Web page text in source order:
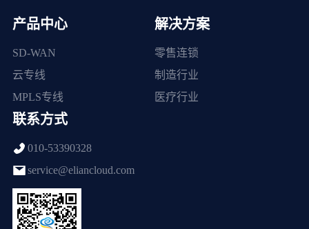
产品中心
SD-WAN
云专线
MPLS专线
解决方案
零售连锁
制造行业
医疗行业
联系方式
010-53390328
service@eliancloud.com